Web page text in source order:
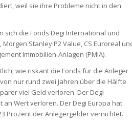
weil sie ihre Probleme nicht in den
die Fonds Degi International und
Stanley P2 Value, CS Euroreal
Immobilien-Anlagen (PMIA).
wie riskant die Fonds für die Anleger
nur rund zwei Jahren über die Hälfte
viel Geld verloren. Der Degi
an Wert verloren. Der Degi Europa hat
Prozent der Anlegergelder vernichtet.